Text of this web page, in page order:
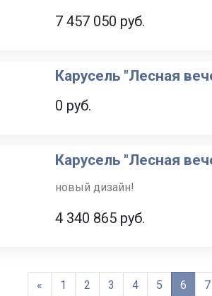
7 457 050 руб.
Карусель "Лесная
0 руб.
Карусель "Лесная
новый дизайн!
4 340 865 руб.
« 1 2 3 4 5 6 7